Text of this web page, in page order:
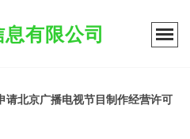
有限公司
请北京广播电视节目制作经营许可